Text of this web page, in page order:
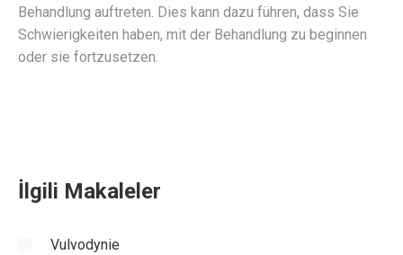
Behandlung auftreten. Dies kann dazu führen, dass Sie
Schwierigkeiten haben, mit der Behandlung zu beginnen
oder sie fortzusetzen.
İlgili Makaleler
Vulvodynie